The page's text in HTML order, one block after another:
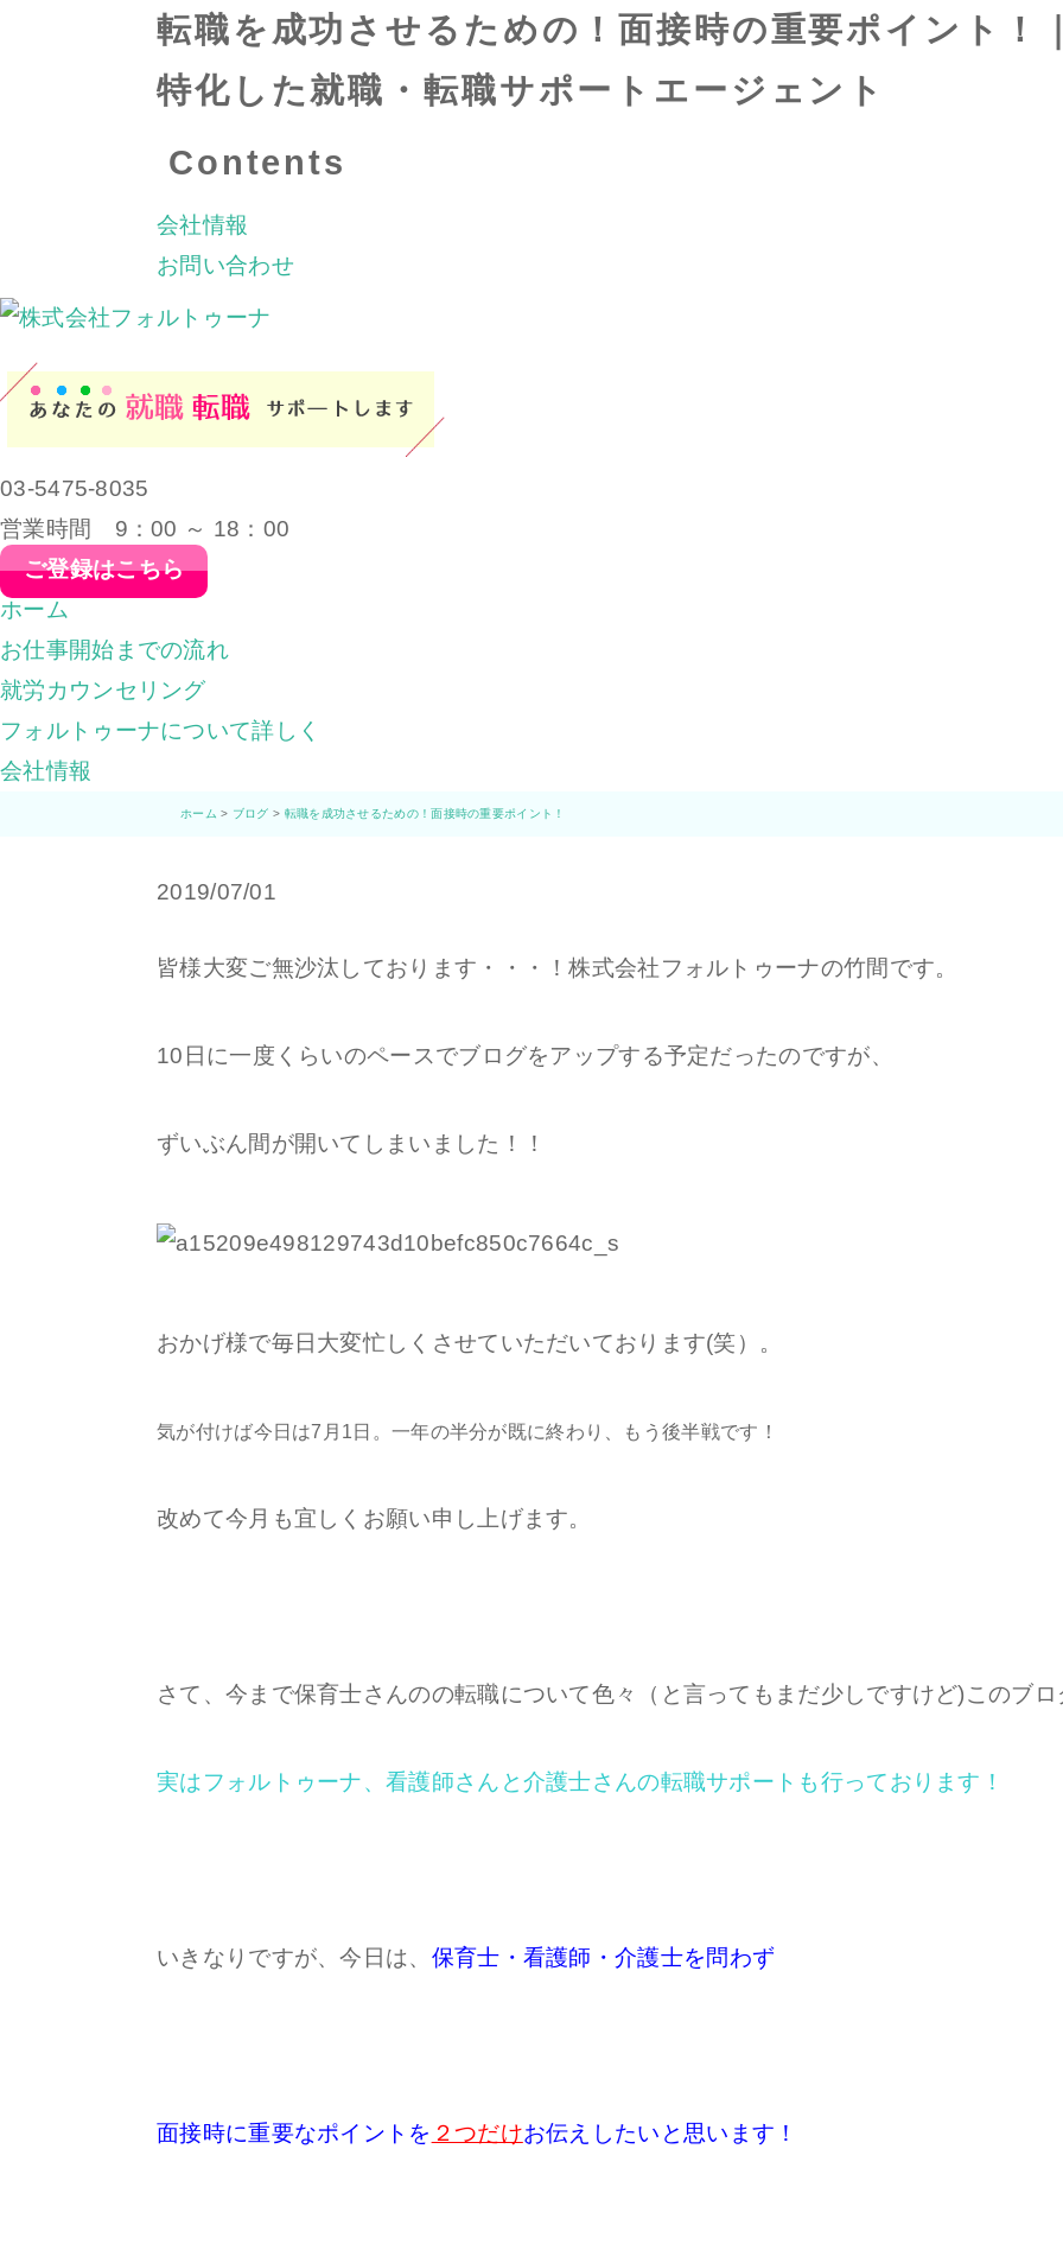
転職を成功させるための！面接時の重要ポイント！
特化した就職・転職サポートエージェント
Contents
会社情報
お問い合わせ
03-5475-8035
営業時間 9：00 ～ 18：00
ご登録はこちら
ホーム
お仕事開始までの流れ
就労カウンセリング
フォルトゥーナについて詳しく
会社情報
ホーム > ブログ > 転職を成功させるための！面接時の重要ポイント！
2019/07/01
皆様大変ご無沙汰しております・・・！株式会社フォルトゥーナの竹間です。
10日に一度くらいのペースでブログをアップする予定だったのですが、
ずいぶん間が開いてしまいました！！
おかげ様で毎日大変忙しくさせていただいております(笑）。
気が付けば今日は7月1日。一年の半分が既に終わり、もう後半戦です！
改めて今月も宜しくお願い申し上げます。
さて、今まで保育士さんのの転職について色々（と言ってもまだ少しですけど)このブロ
実はフォルトゥーナ、看護師さんと介護士さんの転職サポートも行っております！
いきなりですが、今日は、 保育士・看護師・介護士を問わず
面接時に重要なポイントを ２つだけお伝えしたいと思います！